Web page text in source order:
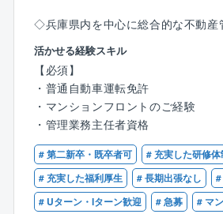
◇兵庫県内を中心に総合的な不動産
て、管理組合運営サポート業務をご
す。
マンションにお住まいの方々に対し
ションライフを提案して頂くやりが
す。お客様のニーズを的確に捉え、
くことで住民の方々の生活を日々サ
〈業務内容〉
・マンション管理組合の運営，サポ
・マンション運営計画、予算案の立
活かせる経験スキル
【必須】
・普通自動車運転免許
・マンションフロントのご経験
・管理業務主任者資格
# 第二新卒・既卒者可
# 充実した研修体
# 充実した福利厚生
# 長期出張なし
# Uターン・Iターン歓迎
# 急募
# マ